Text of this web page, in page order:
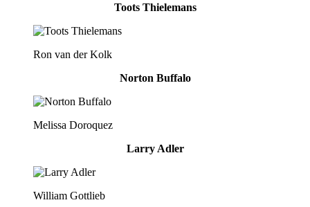
Toots Thielemans
Ron van der Kolk
Norton Buffalo
Melissa Doroquez
Larry Adler
William Gottlieb